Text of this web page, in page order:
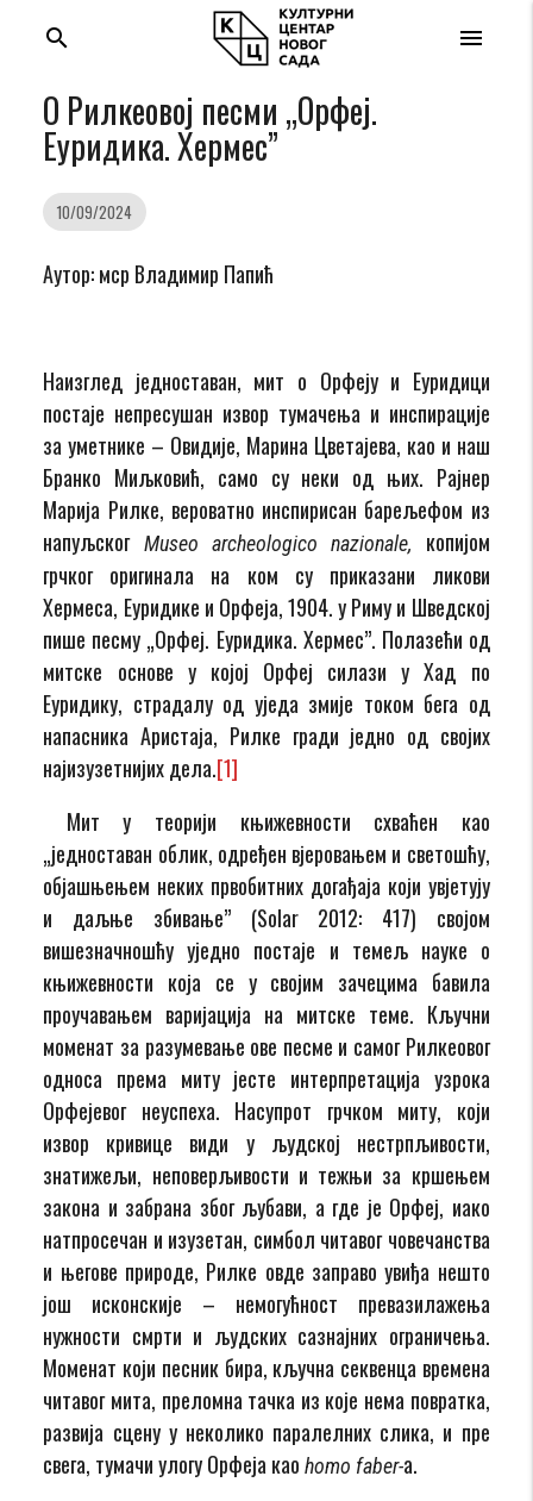
menu
search
О Рилкеовој песми „Орфеј.
Еуридика. Хермес”
10/09/2024
Аутор: мср Владимир Папић
Наизглед једноставан, мит о Орфеју и Еуридици
постаје непресушан извор тумачења и инспирације
за уметнике – Овидије, Марина Цветајева, као и наш
Бранко Миљковић, само су неки од њих. Рајнер
Марија Рилке, вероватно инспирисан барељефом из
напуљског Museo archeologico nazionale, копијом
грчког оригинала на ком су приказани ликови
Хермеса, Еуридике и Орфеја, 1904. у Риму и Шведској
пише песму „Орфеј. Еуридика. Хермес”. Полазећи од
митске основе у којој Орфеј силази у Хад по
Еуридику, страдалу од уједа змије током бега од
напасника Аристаја, Рилке гради једно од својих
најизузетнијих дела.[1]
Мит у теорији књижевности схваћен као
„једноставан облик, одређен вјеровањем и светошћу,
објашњењем неких првобитних догађаја који увјетују
и даљње збивање” (Solar 2012: 417) својом
вишезначношћу уједно постаје и темељ науке о
књижевности која се у својим зачецима бавила
проучавањем варијација на митске теме. Кључни
моменат за разумевање ове песме и самог Рилкеовог
односа према миту јесте интерпретација узрока
Орфејевог неуспеха. Насупрот грчком миту, који
извор кривице види у људској нестрпљивости,
знатижељи, неповерљивости и тежњи за кршењем
закона и забрана због љубави, а где је Орфеј, иако
натпросечан и изузетан, симбол читавог човечанства
и његове природе, Рилке овде заправо увиђа нешто
још исконскије – немогућност превазилажења
нужности смрти и људских сазнајних ограничења.
Моменат који песник бира, кључна секвенца времена
читавог мита, преломна тачка из које нема повратка,
развија сцену у неколико паралелних слика, и пре
свега, тумачи улогу Орфеја каоhomo faber-a.